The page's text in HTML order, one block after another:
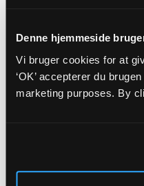
Denne hjemmeside
Vi bruger cookies for at
‘OK’ accepterer du
marketing purposes. By